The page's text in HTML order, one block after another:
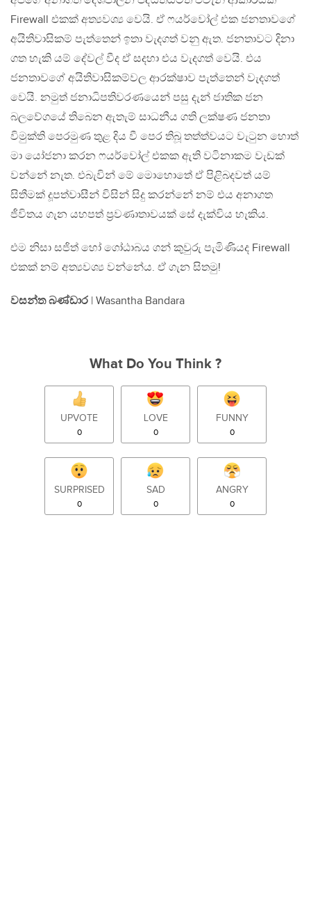
Firewall එකක් අත්‍යවශ්‍ය වෙයි. ඒ ෆයර්වෝල් එක ජනතාවගේ
අයිතිවාසිකම් පැත්තෙන් ඉතා වැදගත් වනු ඇත. ජනතාවට දිනා
ගත හැකි යම් දේවල් වීද ඒ සදහා එය වැදගත් වෙයි. එය
ජනතාවගේ අයිතිවාසිකම්වල ආරක්ෂාව පැත්තෙන් වැදගත්
වෙයි. නමුත් ජනාධිපතිවරණයෙන් පසු දැන් ජාතික ජන
බලවේගයේ තිබෙන ඇතැම් සාධනීය ගති ලක්ෂණ ජනතා
විමුක්ති පෙරමුණ තුළ දිය වී පෙර තිබූ තත්ත්වයට වැටුන හොත්
මා යෝජනා කරන ෆයර්වෝල් එකක ඇති වටිනාකම වැඩක්
වන්නේ නැත. එබැවින් මේ මොහොතේ ඒ පිළිබදවත් යම්
සිතීමක් දූපත්වාසීන් විසින් සිදු කරන්නේ නම් එය අනාගත
ජීවිතය ගැන යහපත් ප්‍රවණාතාවයක් සේ දැක්විය හැකිය.
එම නිසා සජිත් හෝ ගෝඨාබය ගන් කුවුරු පැමිණියද Firewall
එකක් නම් අත්‍යවශ්‍ය වන්නේය. ඒ ගැන සිතමු!
වසන්ත බණ්ඩාර | Wasantha Bandara
What Do You Think ?
UPVOTE
0
LOVE
0
FUNNY
0
SURPRISED
0
SAD
0
ANGRY
0